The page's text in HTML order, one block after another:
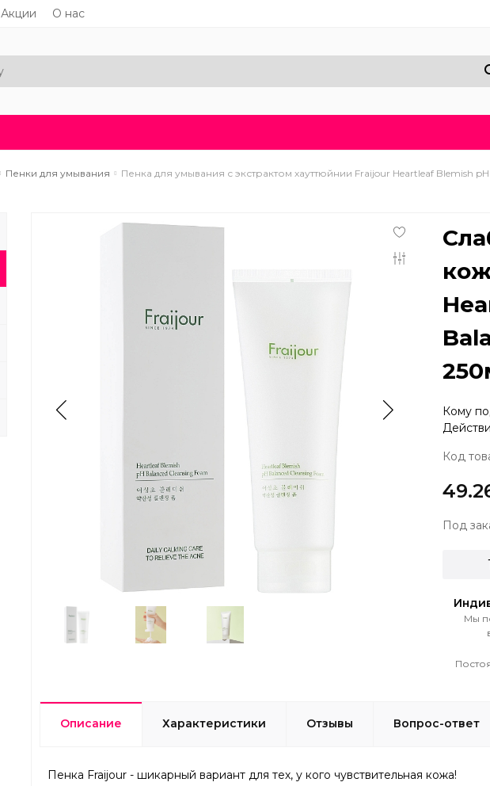
Акции О нас
Пенки для умывания Пенка для умывания с экстрактом хауттюйнии Fraijour Heartleaf Blemish
Кому
Код
Под
Мы
Описание Характеристики Отзывы Вопрос-ответ
Пенка Fraijour - шикарный вариант для тех, у кого чувствительная кожа!